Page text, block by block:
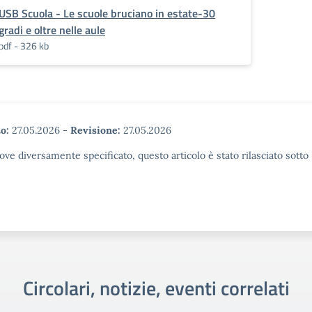
USB Scuola - Le scuole bruciano in estate-30
e oltre nelle aule
pdf - 326 kb
27.05.2026 - Revisione: 27.05.2026
diversamente specificato, questo articolo è stato rilasciato
Circolari, notizie, eventi correlati